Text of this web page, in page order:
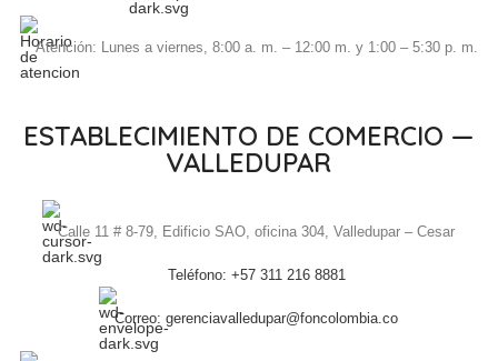
Atención: Lunes a viernes, 8:00 a. m. – 12:00 m. y 1:00 – 5:30 p. m.
ESTABLECIMIENTO DE COMERCIO —
VALLEDUPAR
Calle 11 # 8-79, Edificio SAO, oficina 304, Valledupar – Cesar
Teléfono: +57 311 216 8881
Correo: gerenciavalledupar@foncolombia.co